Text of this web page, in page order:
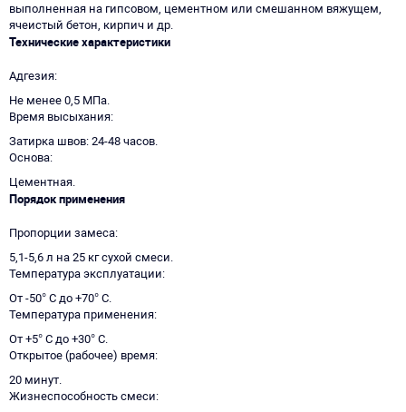
выполненная на гипсовом, цементном или смешанном вяжущем,
ячеистый бетон, кирпич и др.
Технические характеристики
Адгезия
Не менее 0,5 МПа.
Время высыхания
Затирка швов: 24-48 часов.
Основа
Цементная.
Порядок применения
Пропорции замеса
5,1-5,6 л на 25 кг сухой смеси.
Температура эксплуатации
От -50° C до +70° C.
Температура применения
От +5° C до +30° C.
Открытое (рабочее) время
20 минут.
Жизнеспособность смеси